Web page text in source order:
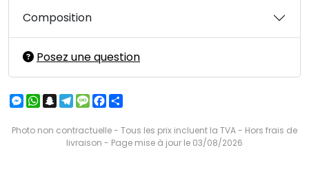
Composition
Posez une question
Messenger
WhatsApp
Snapchat
Telegram
MessageFacebook
Photo non contractuelle - Tous les prix incluent la TVA - Hors frais de
livraison - Page mise à jour le 03/08/2026